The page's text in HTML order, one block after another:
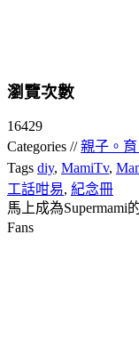
瀏覽次數
16429
Categories //親子。
Tags diy, MamiTv,
工話咁易, 紀念冊
馬上成為Supermami
Fans